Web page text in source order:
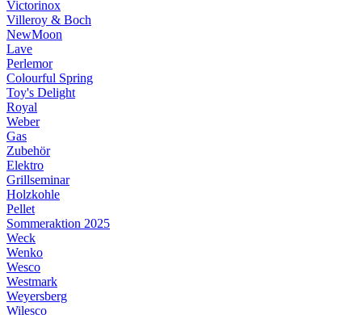
Victorinox
Villeroy & Boch
NewMoon
Lave
Perlemor
Colourful Spring
Toy's Delight
Royal
Weber
Gas
Zubehör
Elektro
Grillseminar
Holzkohle
Pellet
Sommeraktion 2025
Weck
Wenko
Wesco
Westmark
Weyersberg
Wilesco